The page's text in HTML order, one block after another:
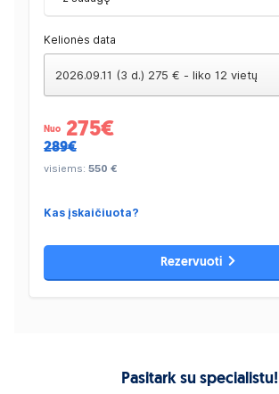
Kelionės data
2026.09.11 (3 d.) 275 € - liko 12 vietų
Nuo 275€
289€
visiems: 550 €
Kas įskaičiuota?
Rezervuoti
Pasitark su specialistu!